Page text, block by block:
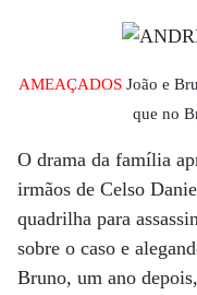
AMEAÇADOS João e
que no
O drama da família
irmãos de Celso
quadrilha para
sobre o caso e
Bruno, um ano